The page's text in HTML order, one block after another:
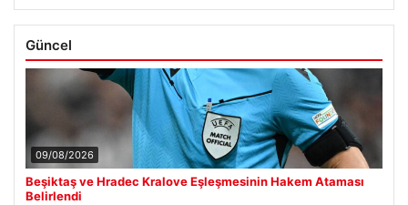
Güncel
09/08/2026
Beşiktaş ve Hradec Kralove Eşleşmesinin Hakem Ataması
Belirlendi